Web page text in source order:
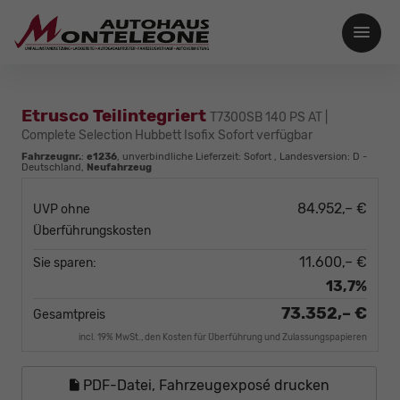
Etrusco Teilintegriert T7300SB 140 PS AT |
Complete Selection Hubbett Isofix Sofort verfügbar
Fahrzeugnr.: e1236, unverbindliche Lieferzeit: Sofort , Landesversion: D -
Deutschland, Neufahrzeug
UVP ohne
Überführungskosten
84.952,– €
Sie sparen:
11.600,– €
13,7%
Gesamtpreis 73.352,– €
incl. 19% MwSt., den Kosten für Überführung und Zulassungspapieren
PDF-Datei, Fahrzeugexposé drucken